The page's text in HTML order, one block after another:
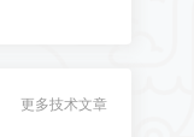
更多技术文章